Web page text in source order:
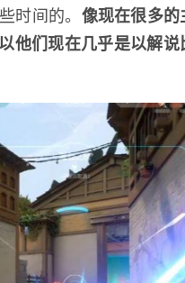
时间的。 像现在很多
他们现在几乎是以解